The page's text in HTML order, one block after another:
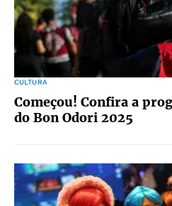
CULTURA
Começou! Confira a
do Bon Odori 2025